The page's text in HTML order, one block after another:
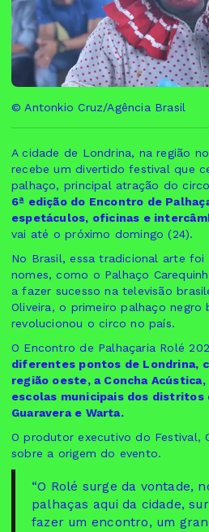
© Antonkio Cruz/Agência Brasil
A cidade de Londrina, na região
recebe um divertido festival que
palhaço, principal atração do
6ª edição do Encontro de
espetáculos, oficinas e
vai até o próximo domingo (24).
No Brasil, essa tradicional arte foi
nomes, como o Palhaço
a fazer sucesso na televisão
Oliveira, o primeiro palhaço negro
revolucionou o circo no país.
O Encontro de Palhaçaria Rolé
diferentes pontos de Londrina,
região oeste, a Concha
escolas municipais dos distritos
Guaravera e Warta.
O produtor executivo do Festival,
sobre a origem do evento.
“O Rolé surge da vontade,
palhaças aqui da cidade,
fazer um encontro, um